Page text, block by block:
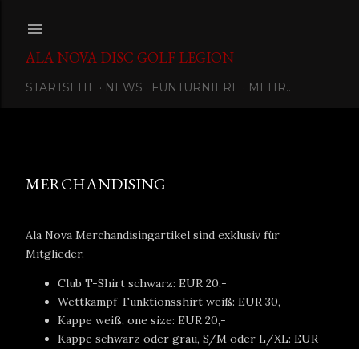
ALA NOVA DISC GOLF LEGION
STARTSEITE NEWS FUNTURNIERE MEHR…
MERCHANDISING
Ala Nova Merchandisingartikel sind exklusiv für
Mitglieder.
Club T-Shirt schwarz: EUR 20,-
Wettkampf-Funktionsshirt weiß: EUR 30,-
Kappe weiß, one size: EUR 20,-
Kappe schwarz oder grau, S/M oder L/XL: EUR